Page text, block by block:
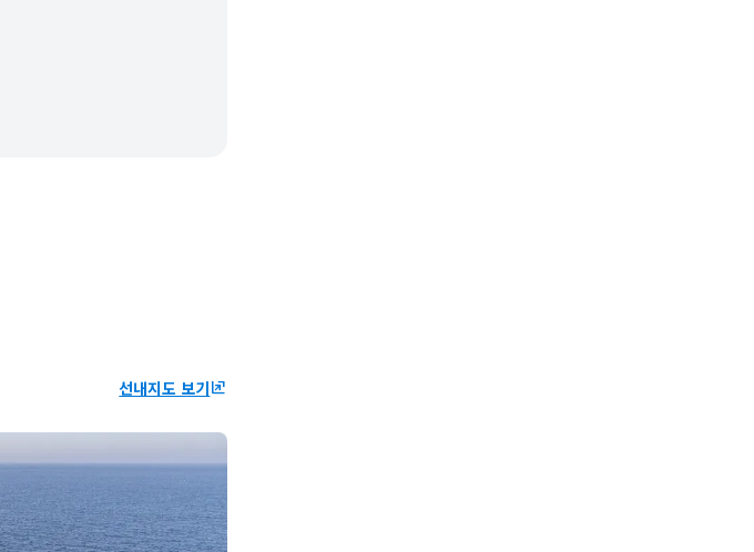
선내지도 보기ungroup